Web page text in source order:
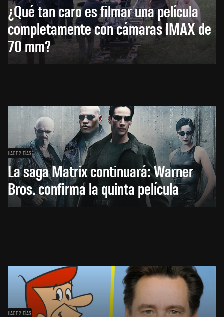
¿Qué tan caro es filmar una película
completamente con cámaras IMAX de
70 mm?
HACE 2 DÍAS
La saga Matrix continuará: Warner
Bros. confirma la quinta película
HACE 2 DÍAS